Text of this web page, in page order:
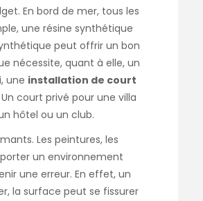
En bord de mer, tous les
une résine synthétique
peut offrir un bon
nécessite, quant à elle, un
une installation de court
court privé pour une villa
hôtel ou un club.
Les peintures, les
un environnement
une erreur. En effet, un
la surface peut se fissurer